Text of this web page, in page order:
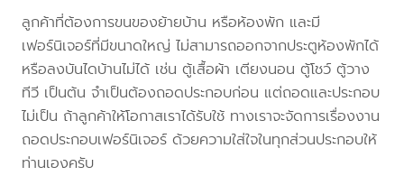
ลูกค้าที่ต้องการขนของย้ายบ้าน หรือห้องพัก และมี
เฟอร์นิเจอร์ที่มีขนาดใหญ่ ไม่สามารถออกจากประตูห้องพักได้
หรือลงบันไดบ้านไม่ได้ เช่น ตู้เสื้อผ้า เตียงนอน ตู้โชว์ ตู้วาง
ทีวี เป็นต้น จำเป็นต้องถอดประกอบก่อน แต่ถอดและประกอบ
ไม่เป็น ถ้าลูกค้าให้โอกาสเราได้รับใช้ ทางเราจะจัดการเรื่องงาน
ถอดประกอบเฟอร์นิเจอร์ ด้วยความใส่ใจในทุกส่วนประกอบให้
ท่านเองครับ